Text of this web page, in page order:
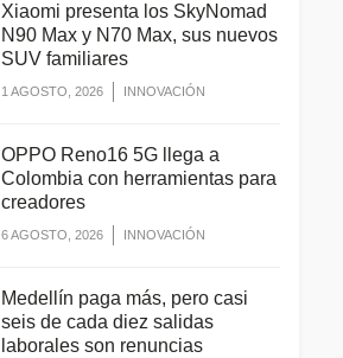
Xiaomi presenta los SkyNomad
N90 Max y N70 Max, sus nuevos
SUV familiares
1 AGOSTO, 2026 INNOVACIÓN
OPPO Reno16 5G llega a
Colombia con herramientas para
creadores
6 AGOSTO, 2026 INNOVACIÓN
Medellín paga más, pero casi
seis de cada diez salidas
laborales son renuncias